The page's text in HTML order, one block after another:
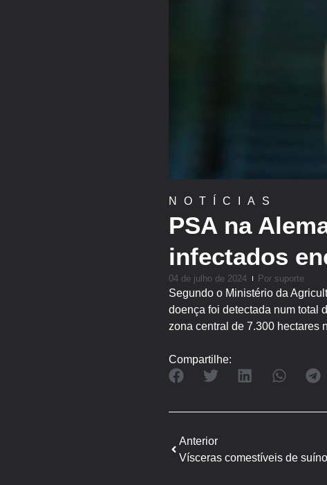
NOTÍCIAS
PSA na
infectados
04 de julho de 2024 Por suporte
Segundo o Ministério da
doença foi detectada num total
zona central de 7.300 hectares
Compartilhe:
Anterior